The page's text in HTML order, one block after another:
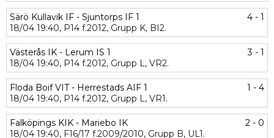
Särö Kullavik IF - Sjuntorps IF 1
4 - 1
18/04 19:40, P14 f.2012, Grupp K, BI2.
Västerås IK - Lerum IS 1
3 - 1
18/04 19:40, P14 f.2012, Grupp L, VR2.
Floda Boif VIT - Herrestads AIF 1
1 - 4
18/04 19:40, P14 f.2012, Grupp L, VR1.
Falköpings KIK - Mariebo IK
2 - 0
18/04 19:40, F16/17 f.2009/2010, Grupp B, UL1.